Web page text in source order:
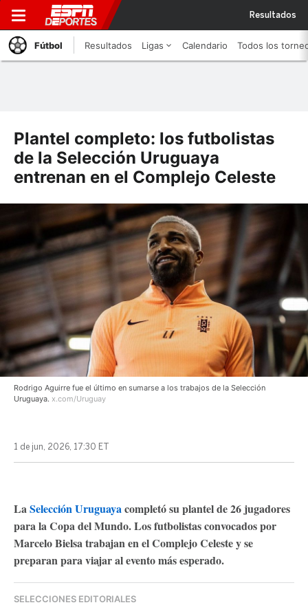
Resultados
Fútbol Resultados Ligas Calendario Todos los
Plantel completo: los futbolistas
de la Selección Uruguaya
entrenan en el Complejo Celeste
Rodrigo Aguirre fue el último en sumarse a los trabajos de la Selección
Uruguaya. x.com/Uruguay
1 de jun, 2026, 17:30 ET
LaSelección Uruguayacompletó su plantel de 26 jugadores
para la Copa del Mundo. Los futbolistas convocados por
Marcelo Bielsa trabajan en el Complejo Celeste y se
preparan para viajar al evento más esperado.
SELECCIONES EDITORIALES